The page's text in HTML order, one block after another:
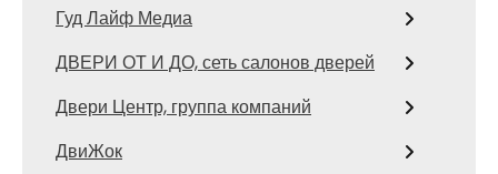
Гуд Лайф Медиа
ДВЕРИ ОТ И ДО, сеть салонов дверей
Двери Центр, группа компаний
ДвиЖок